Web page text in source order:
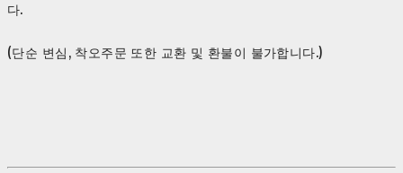
다.
(단순 변심, 착오주문 또한 교환 및 환불이 불가합니다.)